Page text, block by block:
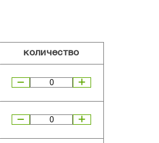
количество